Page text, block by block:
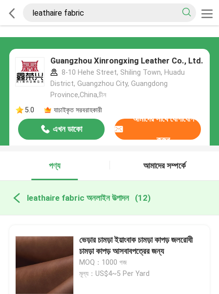
Guangzhou Xinrongxing Leather Co., Ltd.
8-10 Hehe Street, Shiling Town, Huadu
District, Guangzhou City, Guangdong
Province,China,চীন
5.0
যাচাইকৃত সরবরাহকারী
এখন ডাকো
আমাদের সাথে যোগাযোগ
করুন
পণ্য আমাদের সম্পর্কে
leathaire fabric অনলাইন উত্পাদন (12)
ভেড়ার চামড়া ইয়াংবাক চামড়া কাপড় জলরোধী
চামড়া কাপড় আসবাবপত্রের জন্য
MOQ：1000 গজ
মূল্য：US$4~5 Per Yard